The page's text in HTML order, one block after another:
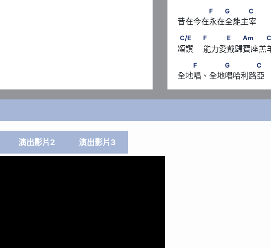
　E　　Am　　            C/G
F　　G　　　C
F G C
昔在今在永在全能主宰
C/E　　
C/E F E Am
頌讚    能力愛戴歸寶座羔
F　 　　G　　　　C
F G C
全地唱、全地唱哈利路亞
演出影片2 演出影片3